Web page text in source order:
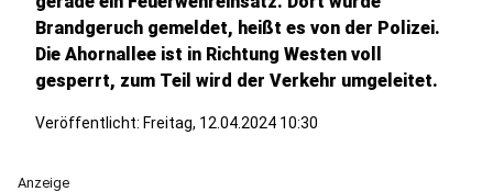
Brandgeruch gemeldet, heißt es von der Polizei.
Die Ahornallee ist in Richtung Westen voll
gesperrt, zum Teil wird der Verkehr umgeleitet.
Veröffentlicht: Freitag, 12.04.2024 10:30
Anzeige